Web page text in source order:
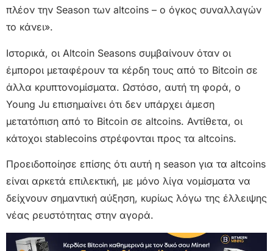
πλέον την Season των altcoins – ο όγκος συναλλαγών
το κάνει».
Ιστορικά, οι Altcoin Seasons συμβαίνουν όταν οι
έμποροι μεταφέρουν τα κέρδη τους από το Bitcoin σε
άλλα κρυπτονομίσματα. Ωστόσο, αυτή τη φορά, ο
Young Ju επισημαίνει ότι δεν υπάρχει άμεση
μετατόπιση από το Bitcoin σε altcoins. Αντίθετα, οι
κάτοχοι stablecoins στρέφονται προς τα altcoins.
Προειδοποίησε επίσης ότι αυτή η season για τα altcoins
είναι αρκετά επιλεκτική, με μόνο λίγα νομίσματα να
δείχνουν σημαντική αύξηση, κυρίως λόγω της έλλειψης
νέας ρευστότητας στην αγορά.